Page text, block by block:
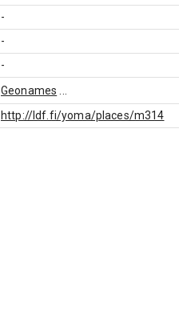
-
-
-
Geonames
http://ldf.fi/yoma/places/m314